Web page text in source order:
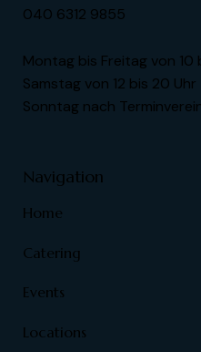
040 6312 9855
Montag bis Freitag von 10
Samstag von 12 bis 20 Uhr
Sonntag nach
Navigation
Home
Catering
Events
Locations